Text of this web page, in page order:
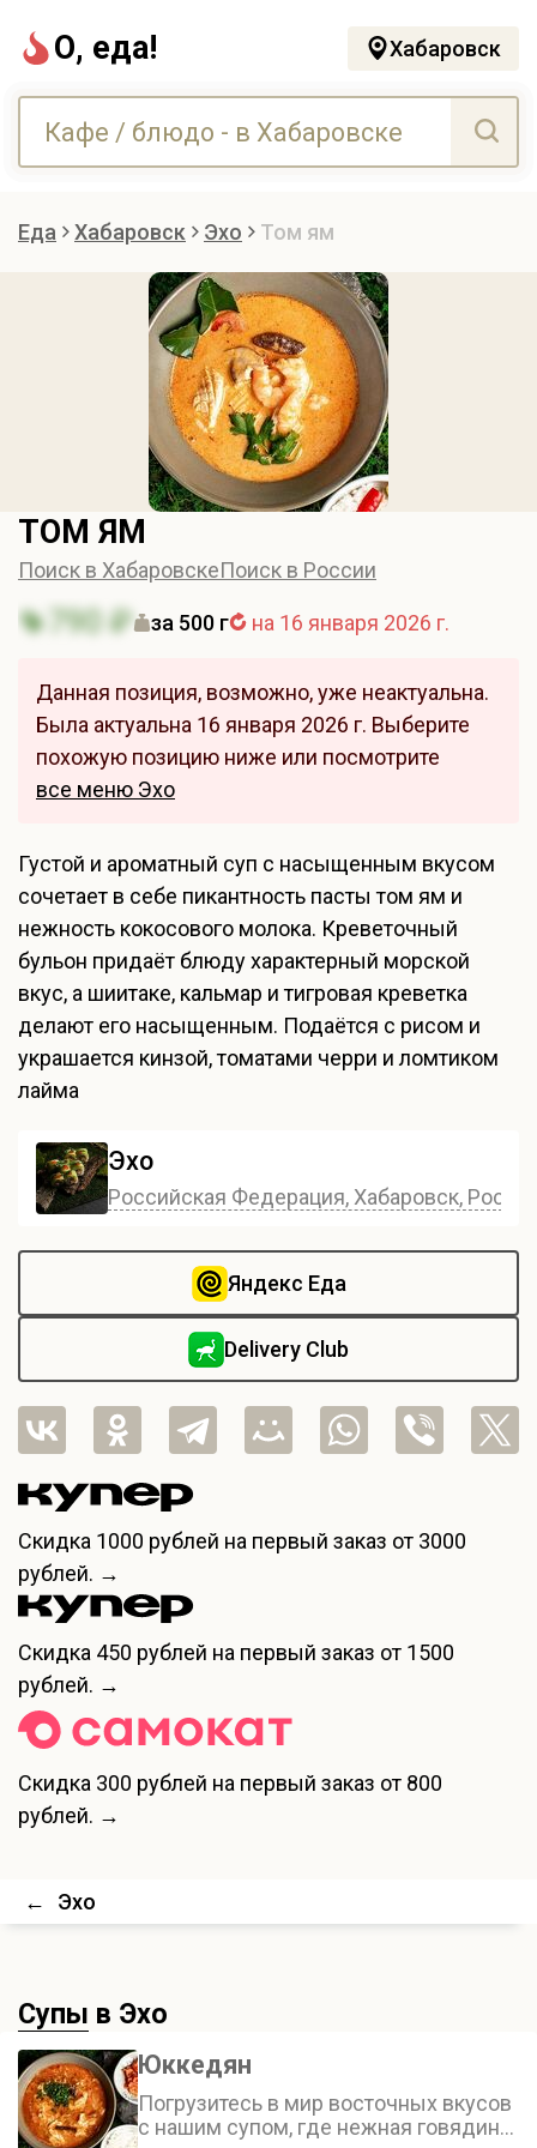
О, еда! Хабаровск
Еда Хабаровск Эхо Том ям
ТОМ ЯМ
Поиск в ХабаровскеПоиск в России
790 ₽ за 500 г на 16 января 2026 г.
Данная позиция, возможно, уже неактуальна.
Была актуальна 16 января 2026 г. Выберите
похожую позицию ниже или посмотрите
все меню Эхо
Густой и ароматный суп с насыщенным вкусом
сочетает в себе пикантность пасты том ям и
нежность кокосового молока. Креветочный
бульон придаёт блюду характерный морской
вкус, а шиитаке, кальмар и тигровая креветка
делают его насыщенным. Подаётся с рисом и
украшается кинзой, томатами черри и ломтиком
лайма
Эхо
Российская Федерация, Хабаровск,
Яндекс Еда
Delivery Club
Скидка 1000 рублей на первый заказ от 3000
рублей. →
Скидка 450 рублей на первый заказ от 1500
рублей. →
Скидка 300 рублей на первый заказ от 800
рублей. →
← Эхо
Супы в Эхо
Юккедян
Погрузитесь в мир восточных вкусов
с нашим супом, где нежная говядина